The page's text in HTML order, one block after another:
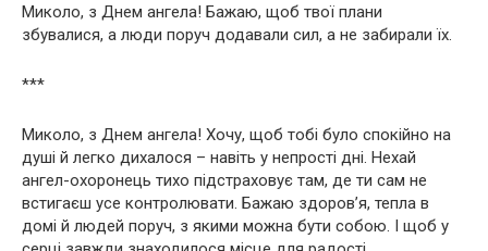
Миколо, з Днем ангела! Бажаю, щоб твої плани
збувалися, а люди поруч додавали сил, а не забирали їх.
***
Миколо, з Днем ангела! Хочу, щоб тобі було спокійно на
душі й легко дихалося – навіть у непрості дні. Нехай
ангел-охоронець тихо підстраховує там, де ти сам не
встигаєш усе контролювати. Бажаю здоров’я, тепла в
домі й людей поруч, з якими можна бути собою. І щоб у